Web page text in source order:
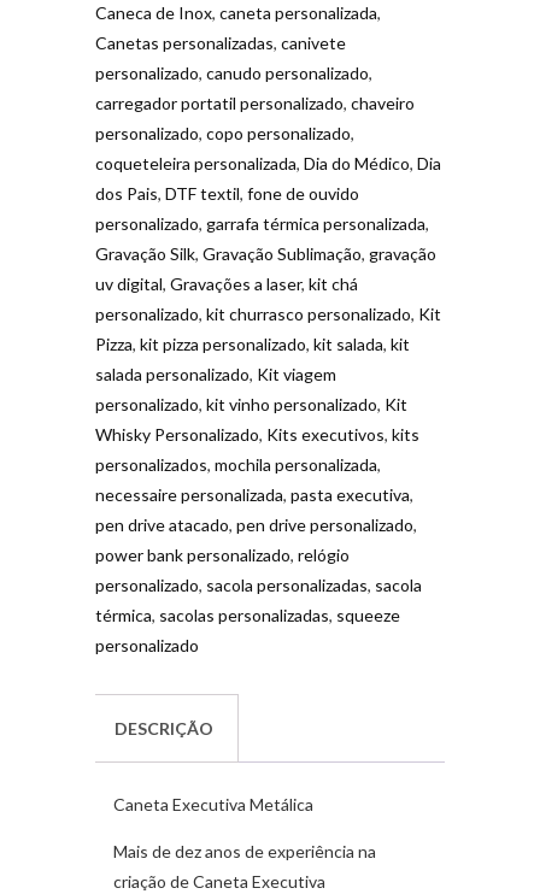
Caneca de Inox, caneta personalizada,
Canetas personalizadas, canivete
personalizado, canudo personalizado,
carregador portatil personalizado, chaveiro
personalizado, copo personalizado,
coqueteleira personalizada, Dia do Médico, Dia
dos Pais, DTF textil, fone de ouvido
personalizado, garrafa térmica personalizada,
Gravação Silk, Gravação Sublimação, gravação
uv digital, Gravações a laser, kit chá
personalizado, kit churrasco personalizado, Kit
Pizza, kit pizza personalizado, kit salada, kit
salada personalizado, Kit viagem
personalizado, kit vinho personalizado, Kit
Whisky Personalizado, Kits executivos, kits
personalizados, mochila personalizada,
necessaire personalizada, pasta executiva,
pen drive atacado, pen drive personalizado,
power bank personalizado, relógio
personalizado, sacola personalizadas, sacola
térmica, sacolas personalizadas, squeeze
personalizado
DESCRIÇÃO
Caneta Executiva Metálica
Mais de dez anos de experiência na
criação de Caneta Executiva